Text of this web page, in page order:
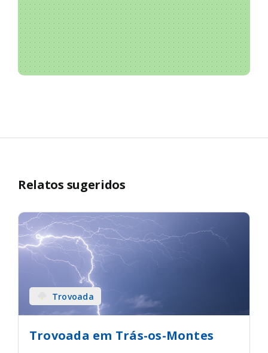
Relatos sugeridos
Trovoada
Trovoada em Trás-os-Montes